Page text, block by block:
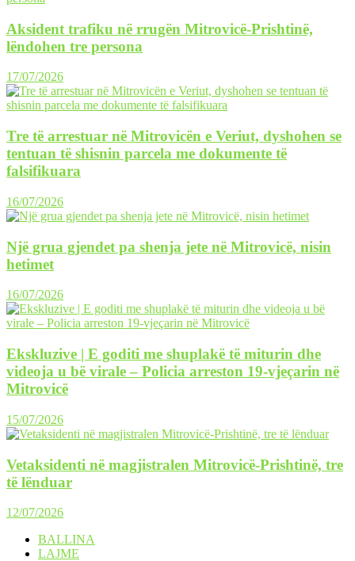
Aksident trafiku në rrugën Mitrovicë-Prishtinë,
lëndohen tre persona
17/07/2026
Tre të arrestuar në Mitrovicën e Veriut, dyshohen se
tentuan të shisnin parcela me dokumente të
falsifikuara
16/07/2026
Një grua gjendet pa shenja jete në Mitrovicë, nisin
hetimet
16/07/2026
Ekskluzive | E goditi me shuplakë të miturin dhe
videoja u bë virale – Policia arreston 19-vjeçarin në
Mitrovicë
15/07/2026
Vetaksidenti në magjistralen Mitrovicë-Prishtinë, tre
të lënduar
12/07/2026
BALLINA
LAJME